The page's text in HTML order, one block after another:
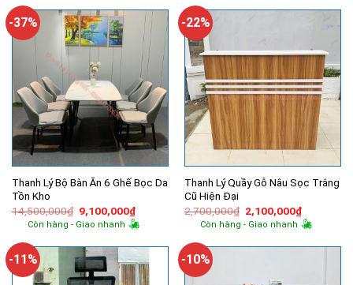
9,130,000₫.
-37%
Thanh Lý Bộ Bàn Ăn 6 Ghế Bọc Da
Tồn Kho
14,500,000₫ Giá
gốc
là:
9,100,000₫Giá
hiện
tại
9,100,000₫.
Còn hàng - Giao nhanh
-22%
Thanh Lý Quầy Gỗ Nâu Sọc Trắng
Cũ Hiện Đại
2,700,000₫ Giá
gốc
là:
2,100,000₫Giá
hiện
tại
Còn hàng - Giao nhanh
-11% -10%